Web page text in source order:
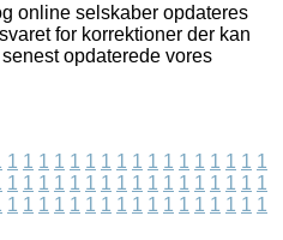
online selskaber opdateres
for korrektioner der kan
opdaterede vores
1 1 1 1 1 1 1 1 1 1 1 1 1 1 1 1 1
1 1 1 1 1 1 1 1 1 1 1 1 1 1 1 1 1
1 1 1 1 1 1 1 1 1 1 1 1 1 1 1 1 1